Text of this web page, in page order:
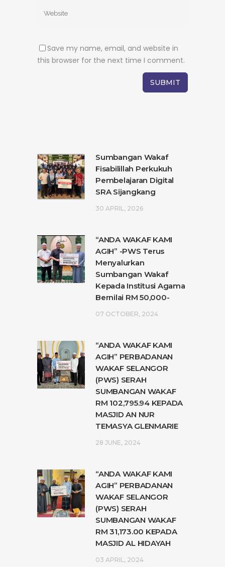
Save my name, email, and website in
this browser for the next time I comment.
Sumbangan Wakaf
Fisabilillah Perkukuh
Pembelajaran Digital
SRA Sijangkang
30 APRIL, 2026
“ANDA WAKAF KAMI
AGIH” -PWS Terus
Menyalurkan
Sumbangan Wakaf
Kepada Institusi Agama
Bernilai RM 50,000-
07 OCTOBER, 2024
“ANDA WAKAF KAMI
AGIH” PERBADANAN
WAKAF SELANGOR
(PWS) SERAH
SUMBANGAN WAKAF
RM 102,795.94 KEPADA
MASJID AN NUR
TEMASYA GLENMARIE
28 JUNE, 2024
“ANDA WAKAF KAMI
AGIH” PERBADANAN
WAKAF SELANGOR
(PWS) SERAH
SUMBANGAN WAKAF
RM 31,173.00 KEPADA
MASJID AL HIDAYAH
03 APRIL, 2024